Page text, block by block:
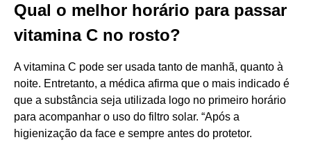
Qual o melhor horário para passar
vitamina C no rosto?
A vitamina C pode ser usada tanto de manhã, quanto à
noite. Entretanto, a médica afirma que o mais indicado é
que a substância seja utilizada logo no primeiro horário
para acompanhar o uso do filtro solar. “Após a
higienização da face e sempre antes do protetor.